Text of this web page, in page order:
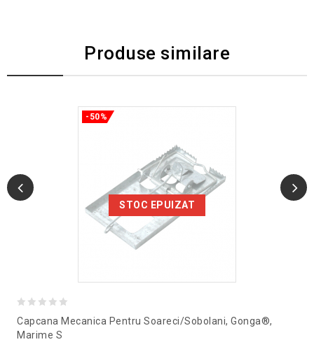
Produse similare
STOC EPUIZAT
-50%
out
Capcana Mecanica Pentru Soareci/sobolani, Gonga®,
Marime S